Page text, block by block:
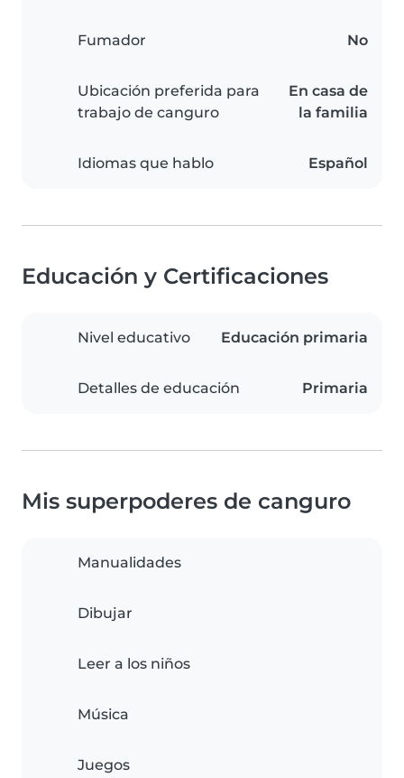
Fumador No
Ubicación preferida para
trabajo de canguro
En casa de
la familia
Idiomas que hablo Español
Educación y Certificaciones
Nivel educativo Educación primaria
Detalles de educación Primaria
Mis superpoderes de canguro
Manualidades
Dibujar
Leer a los niños
Música
Juegos